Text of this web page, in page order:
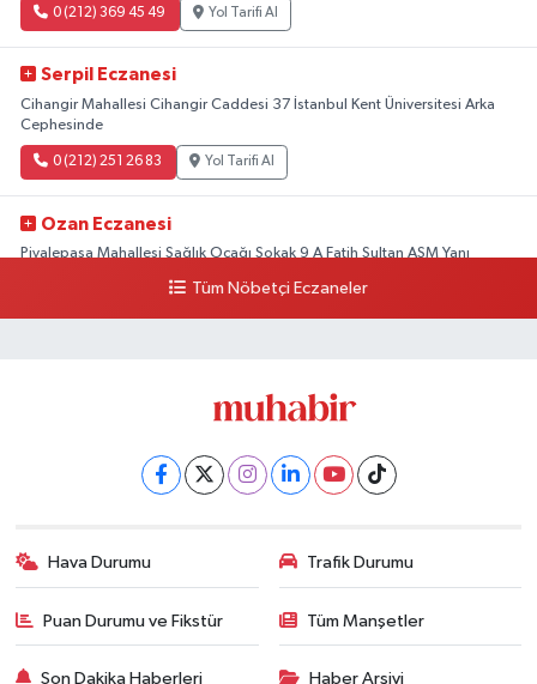
0 (212) 369 45 49 Yol Tarifi Al
Serpil Eczanesi
Cihangir Mahallesi Cihangir Caddesi 37 İstanbul Kent Üniversitesi Arka
Cephesinde
0 (212) 251 26 83 Yol Tarifi Al
Ozan Eczanesi
Piyalepaşa Mahallesi Sağlık Ocağı Sokak 9 A Fatih Sultan ASM Yanı
Yol Tarifi Al
Tüm Nöbetçi Eczaneler
Hava Durumu Trafik Durumu
Puan Durumu ve Fikstür Tüm Manşetler
Son Dakika Haberleri Haber Arşivi